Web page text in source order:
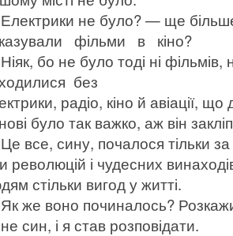
не було? — ще
фільми в кіно?
бо не було тоді ні
без
радіо, кіно й авіації,
було так важко, аж він
все, сину, почалося тільки за
революцій і чудесних
стільки вигод у житті.
же воно починалось?
син, і я став розповідати.